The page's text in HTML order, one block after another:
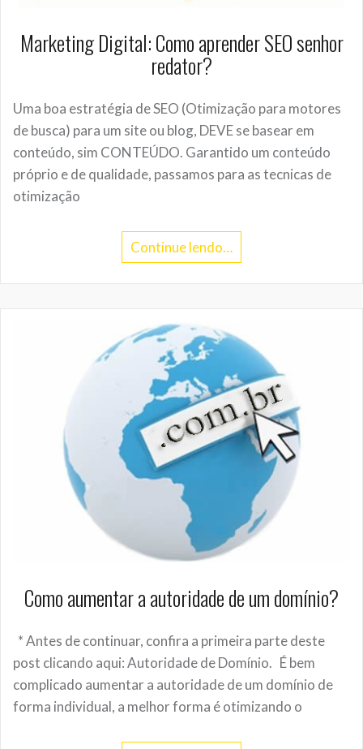
Marketing Digital: Como aprender SEO senhor
redator?
Uma boa estratégia de SEO (Otimização para motores
de busca) para um site ou blog, DEVE se basear em
conteúdo, sim CONTEÚDO. Garantido um conteúdo
próprio e de qualidade, passamos para as tecnicas de
otimização
Continue lendo…
Como aumentar a autoridade de um domínio?
* Antes de continuar, confira a primeira parte deste
post clicando aqui: Autoridade de Domínio. É bem
complicado aumentar a autoridade de um domínio de
forma individual, a melhor forma é otimizando o